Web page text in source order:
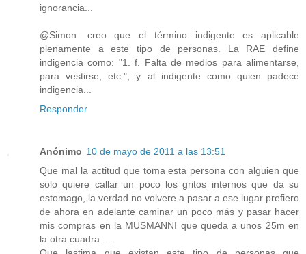
ignorancia...
@Simon: creo que el término indigente es aplicable
plenamente a este tipo de personas. La RAE define
indigencia como: "1. f. Falta de medios para alimentarse,
para vestirse, etc.", y al indigente como quien padece
indigencia...
Responder
Anónimo 10 de mayo de 2011 a las 13:51
Que mal la actitud que toma esta persona con alguien que
solo quiere callar un poco los gritos internos que da su
estomago, la verdad no volvere a pasar a ese lugar prefiero
de ahora en adelante caminar un poco más y pasar hacer
mis compras en la MUSMANNI que queda a unos 25m en
la otra cuadra....